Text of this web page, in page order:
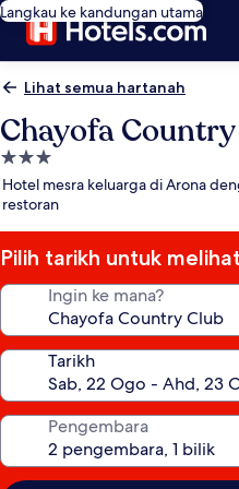
Langkau ke kandungan utama
Lihat semua hartanah
Chayofa
Hartanah
3.0
bintang
Hotel mesra keluarga di Arona
restoran
Pilih tarikh untuk
Ingin ke mana?
Tarikh
Pengembara